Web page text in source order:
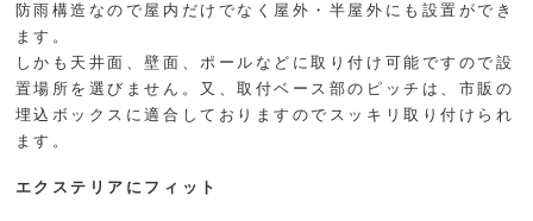
防雨構造なので屋内だけでなく屋外・半屋外にも設置ができ
ます。
しかも天井面、壁面、ポールなどに取り付け可能ですので設
置場所を選びません。又、取付ベース部のピッチは、市販の
埋込ボックスに適合しておりますのでスッキリ取り付けられ
ます。
エクステリアにフィット